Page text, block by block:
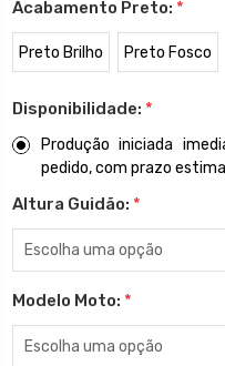
Acabamento Preto: *
Preto Brilho Preto Fosco
Disponibilidade: *
Produção iniciada
pedido, com prazo
Altura Guidão: *
Modelo Moto: *